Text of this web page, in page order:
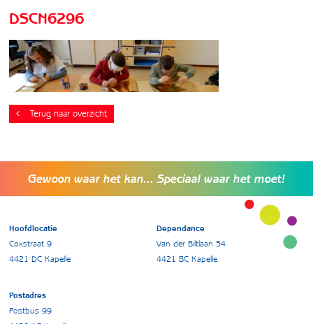
DSCN6296
Terug naar overzicht
Gewoon waar het kan... Speciaal waar het moet!
Hoofdlocatie
Coxstraat 9
4421 DC Kapelle
Dependance
Van der Biltlaan 34
4421 BC Kapelle
Postadres
Postbus 99